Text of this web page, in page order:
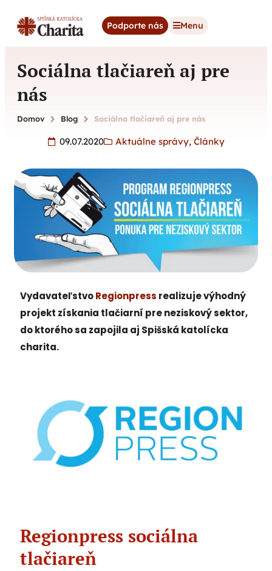
Podporte nás Menu
Sociálna tlačiareň aj pre
nás
Domov Blog Sociálna tlačiareň aj pre nás
09.07.2020 Aktuálne správy, Články
VydavateľstvoRegionpress realizuje výhodný
projekt získania tlačiarní pre neziskový sektor,
do ktorého sa zapojila aj Spišská katolícka
charita.
Regionpress sociálna
tlačiareň